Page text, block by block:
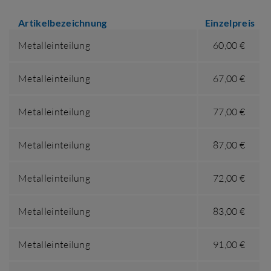
Artikelbezeichnung Einzelpreis
Metalleinteilung 60,00 €
Metalleinteilung 67,00 €
Metalleinteilung 77,00 €
Metalleinteilung 87,00 €
Metalleinteilung 72,00 €
Metalleinteilung 83,00 €
Metalleinteilung 91,00 €